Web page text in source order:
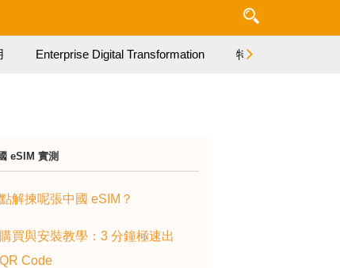
Enterprise Digital Transformation 特集
eSIM 實測
點解揀呢張中國 eSIM？
購買與安裝教學：3 分鐘極速出
QR Code